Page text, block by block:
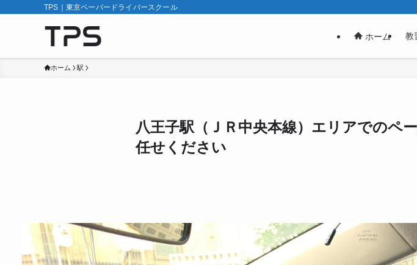
TPS｜東京ペーパードライバースクール
ホーム 教
ホーム 駅
八王子駅（ＪＲ中央本線）エリアでのペ
任せください